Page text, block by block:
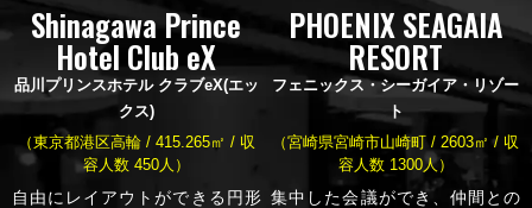
Shinagawa Prince
Hotel Club eX
品川プリンスホテル クラブeX(エッ
クス)
（東京都港区高輪 / 415.265㎡ / 収
容人数 450人）
自由にレイアウトができる円形
PHOENIX SEAGAIA
RESORT
フェニックス・シーガイア・リゾー
ト
（宮崎県宮崎市山崎町 / 2603㎡ / 収
容人数 1300人）
集中した会議ができ、仲間との